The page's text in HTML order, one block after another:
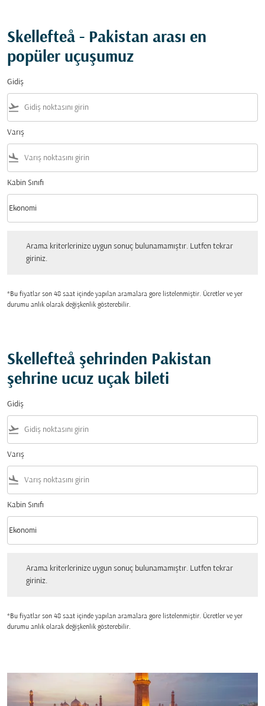
Skellefteå - Pakistan arası en
popüler uçuşumuz
Gidiş
flight_takeoff
Varış
flight_land
Kabin Sınıfı
Kabin Sınıfı option Ekonomi Selected
Ekonomi
keyboard_arrow_down
Arama kriterlerinize uygun sonuç bulunamamıştır. Lutfen tekrar
giriniz.
*Bu fiyatlar son 48 saat içinde yapılan aramalara gore listelenmiştir. Ücretler ve yer
durumu anlık olarak değişkenlik gösterebilir.
Skellefteå şehrinden Pakistan
şehrine ucuz uçak bileti
Gidiş
flight_takeoff
Varış
flight_land
Kabin Sınıfı
Kabin Sınıfı option Ekonomi Selected
Ekonomi
keyboard_arrow_down
Arama kriterlerinize uygun sonuç bulunamamıştır. Lutfen tekrar
giriniz.
*Bu fiyatlar son 48 saat içinde yapılan aramalara gore listelenmiştir. Ücretler ve yer
durumu anlık olarak değişkenlik gösterebilir.